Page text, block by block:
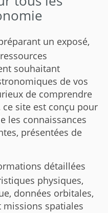
un exposé,
souhaitant
de vos
de comprendre
site est conçu pour
les connaissances
présentées de
détaillées
physiques,
données orbitales,
spatiales